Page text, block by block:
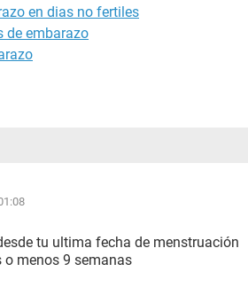
en dias no fertiles
de embarazo
tu ultima fecha de menstruación
menos 9 semanas